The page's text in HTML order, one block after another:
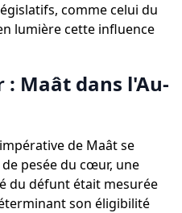
comme celui du
lumière cette influence
: Maât dans l'Au-
de Maât se
pesée du cœur, une
du défunt était mesurée
son éligibilité